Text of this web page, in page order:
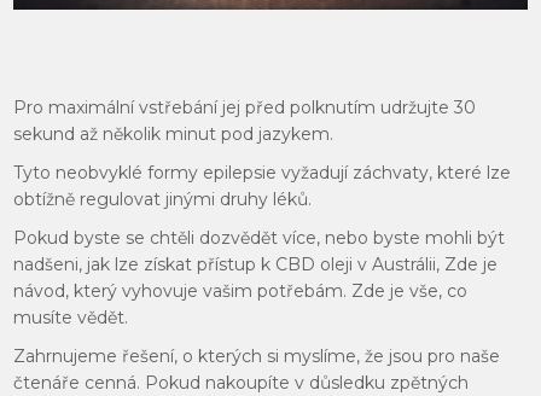
Pro maximální vstřebání jej před polknutím udržujte 30
sekund až několik minut pod jazykem.
Tyto neobvyklé formy epilepsie vyžadují záchvaty, které lze
obtížně regulovat jinými druhy léků.
Pokud byste se chtěli dozvědět více, nebo byste mohli být
nadšeni, jak lze získat přístup k CBD oleji v Austrálii, Zde je
návod, který vyhovuje vašim potřebám. Zde je vše, co
musíte vědět.
Zahrnujeme řešení, o kterých si myslíme, že jsou pro naše
čtenáře cenná. Pokud nakoupíte v důsledku zpětných